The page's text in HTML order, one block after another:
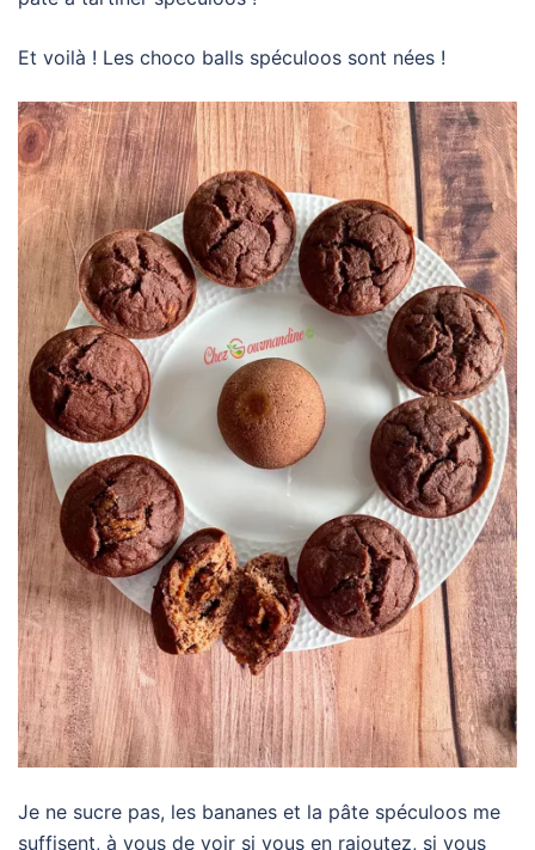
Et voilà ! Les choco balls spéculoos sont nées !
Je ne sucre pas, les bananes et la pâte spéculoos me
suffisent, à vous de voir si vous en rajoutez, si vous